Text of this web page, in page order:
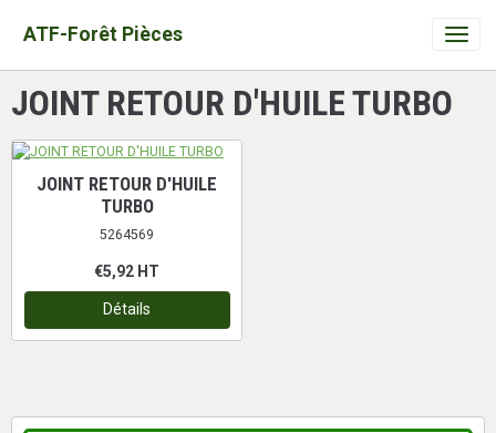
ATF-Forêt Pièces
JOINT RETOUR D'HUILE TURBO
JOINT RETOUR D'HUILE
TURBO
5264569
€5,92 HT
Détails